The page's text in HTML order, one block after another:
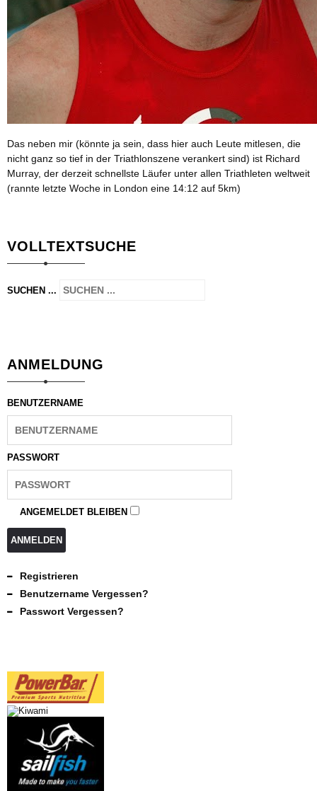
Das neben mir (könnte ja sein, dass hier auch Leute mitlesen, die
nicht ganz so tief in der Triathlonszene verankert sind) ist Richard
Murray, der derzeit schnellste Läufer unter allen Triathleten weltweit
(rannte letzte Woche in London eine 14:12 auf 5km)
VOLLTEXTSUCHE
SUCHEN ...
ANMELDUNG
BENUTZERNAME
PASSWORT
ANGEMELDET BLEIBEN
ANMELDEN
Registrieren
Benutzername Vergessen?
Passwort Vergessen?